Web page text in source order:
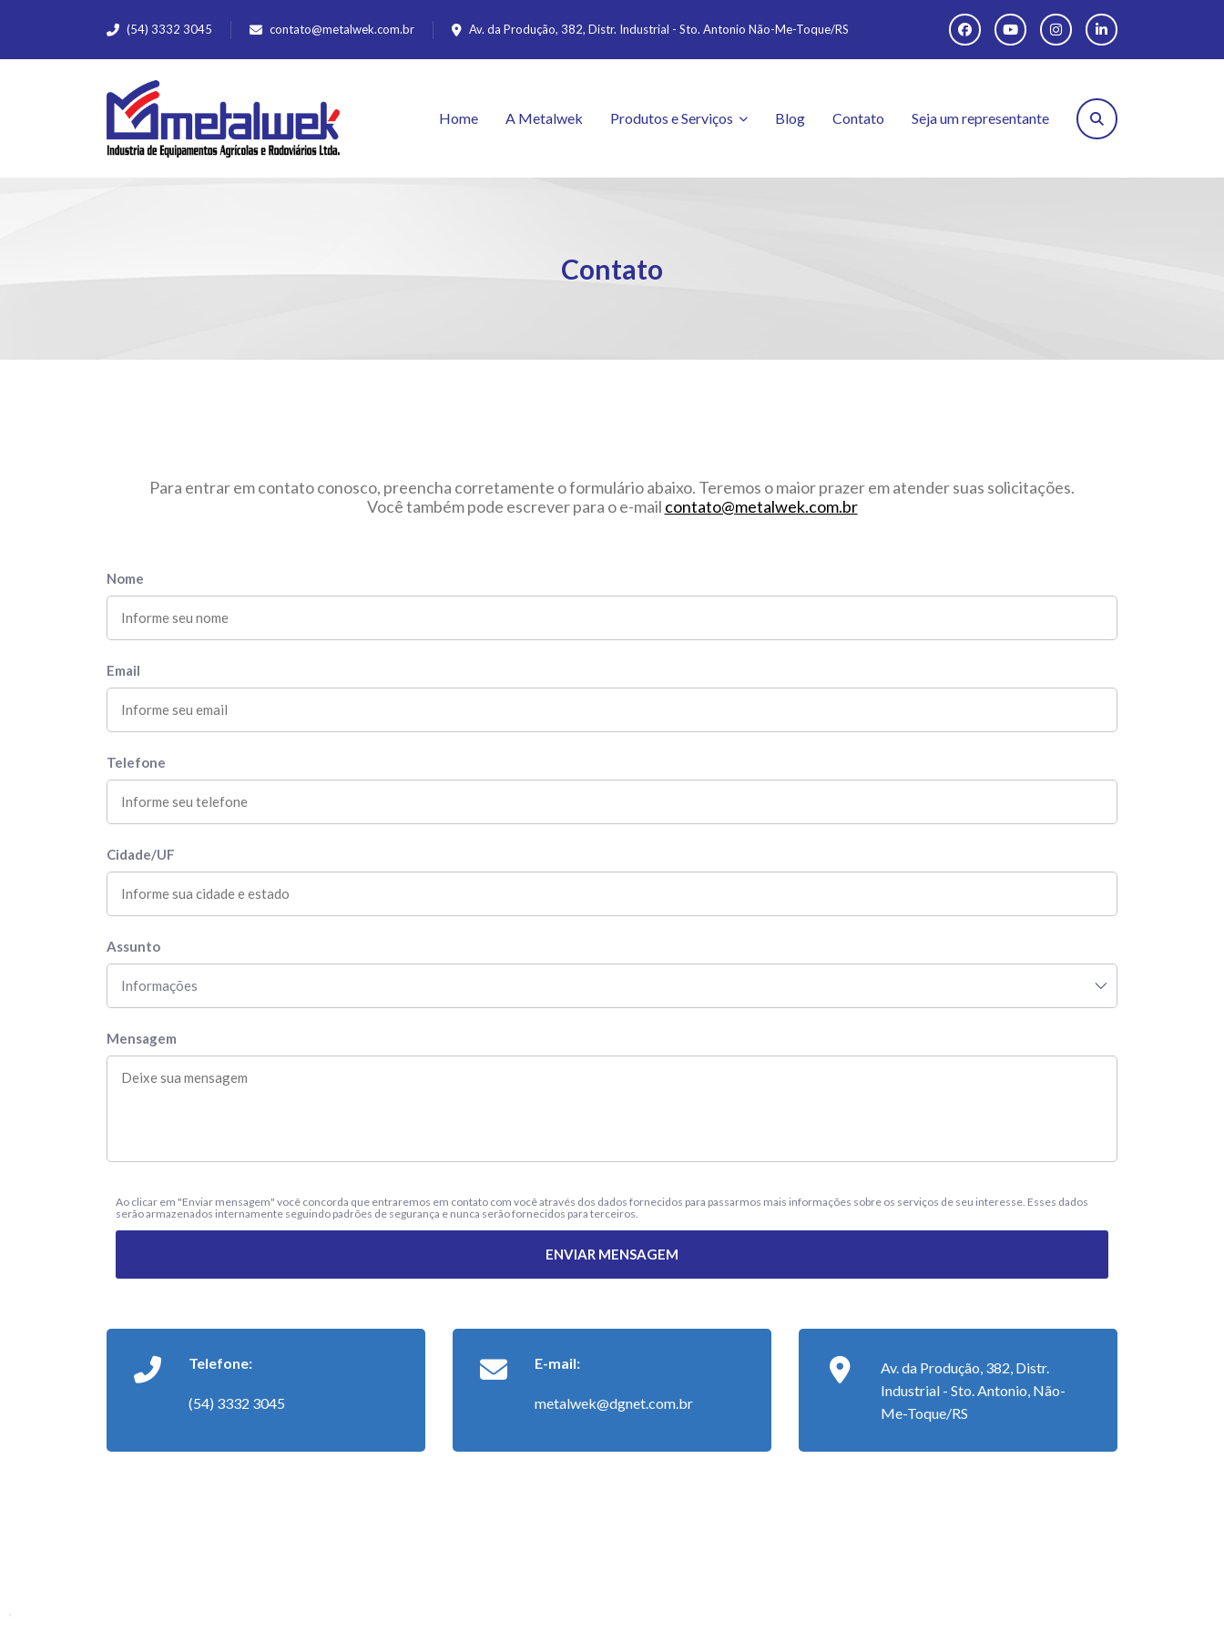
(54) 3332 3045 contato@metalwek.com.br Av. da Produção, 382, Distr. Industrial - Sto. Antonio Não-Me-Toque/RS
Home A Metalwek Produtos e Serviços Blog Contato Seja um representante
Contato
Para entrar em contato conosco, preencha corretamente o formulário abaixo. Teremos o maior prazer em atender suas solicitações.
Você também pode escrever para o e-mail contato@metalwek.com.br
Nome
Email
Telefone
Cidade/UF
Assunto
Mensagem
Ao clicar em "Enviar mensagem" você concorda que entraremos em contato com você através dos dados fornecidos para passarmos mais informações sobre os serviços de seu interesse. Esses dados
serão armazenados internamente seguindo padrões de segurança e nunca serão fornecidos para terceiros.
ENVIAR MENSAGEM
Telefone:
(54) 3332 3045
E-mail:
metalwek@dgnet.com.br
Av. da Produção, 382, Distr.
Industrial - Sto. Antonio, Não-
Me-Toque/RS